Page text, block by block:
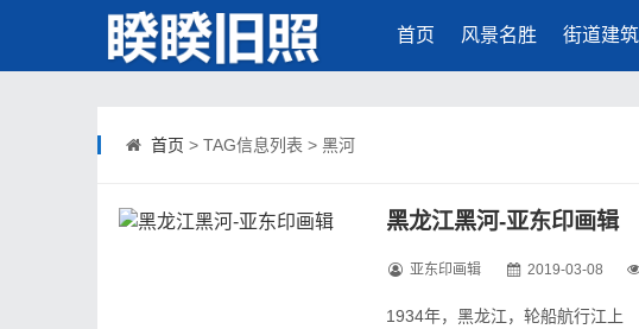
首页 风景名胜 街道建筑
首页 > TAG信息列表 > 黑河
黑龙江黑河-亚东印画辑
亚东印画辑 2019-03-08
1934年，黑龙江，轮船航行江上